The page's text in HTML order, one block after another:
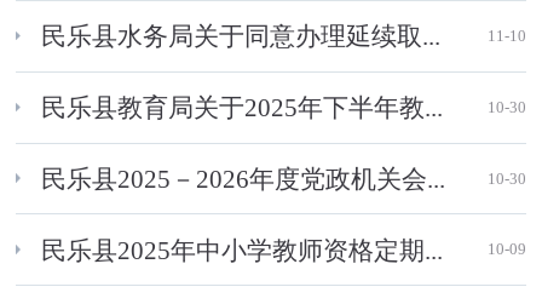
民乐县水务局关于同意办理延续取... 11-10
民乐县教育局关于2025年下半年教... 10-30
民乐县2025－2026年度党政机关会... 10-30
民乐县2025年中小学教师资格定期... 10-09